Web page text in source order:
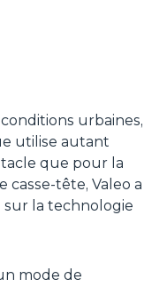
urbaines,
utilise autant
que pour la
casse-tête, Valeo a
la technologie
mode de